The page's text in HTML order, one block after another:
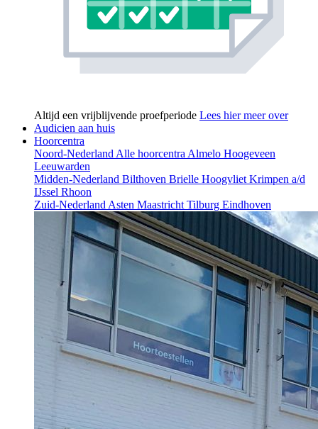
Altijd een vrijblijvende proefperiode Lees hier meer over
Audicien aan huis
Hoorcentra
Noord-Nederland Alle hoorcentra Almelo Hoogeveen
Leeuwarden
Midden-Nederland Bilthoven Brielle Hoogvliet Krimpen a/d
IJssel Rhoon
Zuid-Nederland Asten Maastricht Tilburg Eindhoven